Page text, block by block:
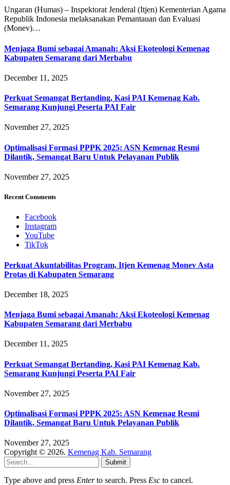
Ungaran (Humas) – Inspektorat Jenderal (Itjen) Kementerian Agama
Republik Indonesia melaksanakan Pemantauan dan Evaluasi
(Monev)…
Menjaga Bumi sebagai Amanah: Aksi Ekoteologi Kemenag
Kabupaten Semarang dari Merbabu
December 11, 2025
Perkuat Semangat Bertanding, Kasi PAI Kemenag Kab.
Semarang Kunjungi Peserta PAI Fair
November 27, 2025
Optimalisasi Formasi PPPK 2025: ASN Kemenag Resmi
Dilantik, Semangat Baru Untuk Pelayanan Publik
November 27, 2025
Recent Comments
Facebook
Instagram
YouTube
TikTok
Perkuat Akuntabilitas Program, Itjen Kemenag Monev Asta
Protas di Kabupaten Semarang
December 18, 2025
Menjaga Bumi sebagai Amanah: Aksi Ekoteologi Kemenag
Kabupaten Semarang dari Merbabu
December 11, 2025
Perkuat Semangat Bertanding, Kasi PAI Kemenag Kab.
Semarang Kunjungi Peserta PAI Fair
November 27, 2025
Optimalisasi Formasi PPPK 2025: ASN Kemenag Resmi
Dilantik, Semangat Baru Untuk Pelayanan Publik
November 27, 2025
Copyright © 2026. Kemenag Kab. Semarang
Submit
Type above and press Enterto search. Press Esc to cancel.